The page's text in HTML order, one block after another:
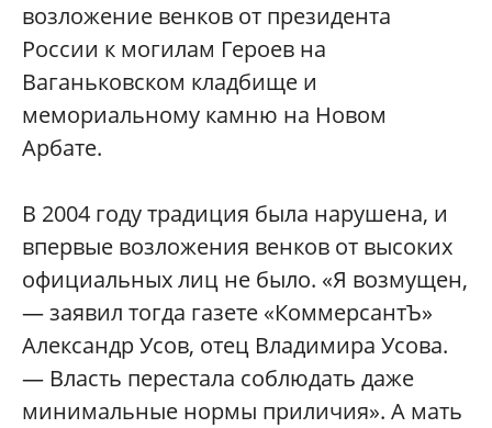
возложение венков от президента
России к могилам Героев на
Ваганьковском кладбище и
мемориальному камню на Новом
Арбате.
В 2004 году традиция была нарушена, и
впервые возложения венков от высоких
официальных лиц не было. «Я возмущен,
— заявил тогда газете «КоммерсантЪ»
Александр Усов, отец Владимира Усова.
— Власть перестала соблюдать даже
минимальные нормы приличия». А мать